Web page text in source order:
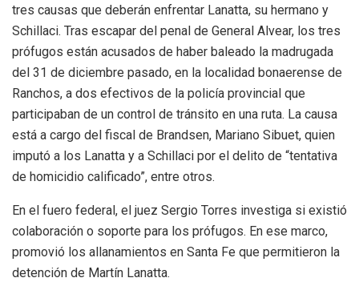
tres causas que deberán enfrentar Lanatta, su hermano y
Schillaci. Tras escapar del penal de General Alvear, los tres
prófugos están acusados de haber baleado la madrugada
del 31 de diciembre pasado, en la localidad bonaerense de
Ranchos, a dos efectivos de la policía provincial que
participaban de un control de tránsito en una ruta. La causa
está a cargo del fiscal de Brandsen, Mariano Sibuet, quien
imputó a los Lanatta y a Schillaci por el delito de “tentativa
de homicidio calificado”, entre otros.
En el fuero federal, el juez Sergio Torres investiga si existió
colaboración o soporte para los prófugos. En ese marco,
promovió los allanamientos en Santa Fe que permitieron la
detención de Martín Lanatta.